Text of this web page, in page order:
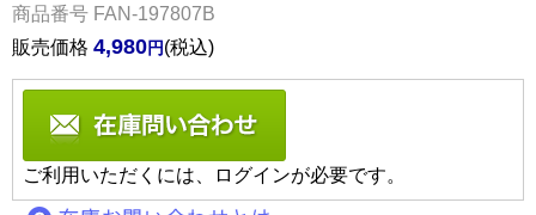
商品番号 FAN-197807B
販売価格 4,980 税込
ご利用いただくには、ログインが必要です。